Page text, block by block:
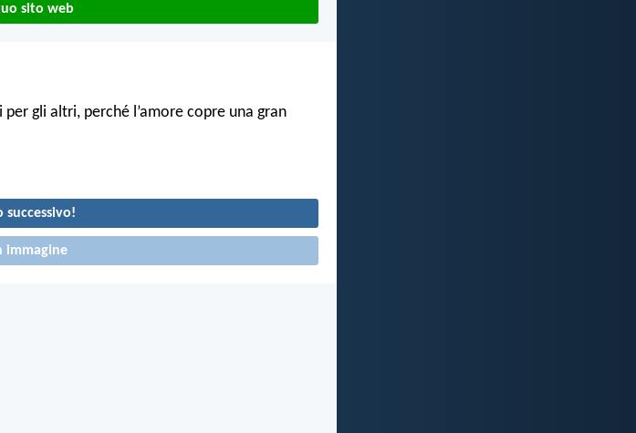
sito web
gli altri, perché l’amore copre una gran
successivo!
immagine